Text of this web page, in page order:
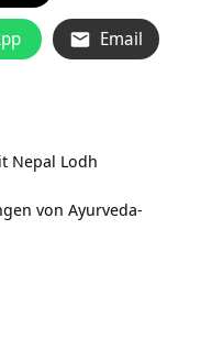
Email
Nepal Lodh
von Ayurveda-